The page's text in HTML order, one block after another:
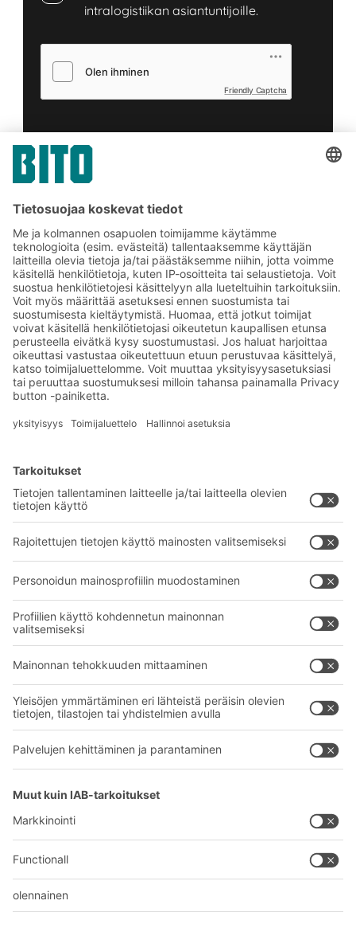
intralogistiikan asiantuntijoille.
Friendly Captcha
Tilaa BITO-uutiskirjeemme:
Uutisia ja faktoja
varastologistiikan
maailmasta
Eksklusiiviset alennukset
Tuoteinnovaatiot
BITO-ratkaisut
Laatikot ja säiliöt
Kuljetusjärjestelmät
Palvelumme
Neuvonta & Palvelu
BITO PROJEKTIOPAS
Yritys
Tietoa meistä
Tehtaamme
YOUR LIFE.
+358 1 0324 6510